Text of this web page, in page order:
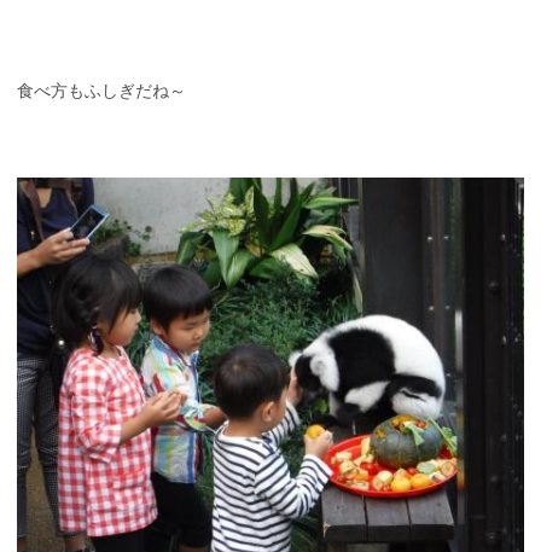
食べ方もふしぎだね～